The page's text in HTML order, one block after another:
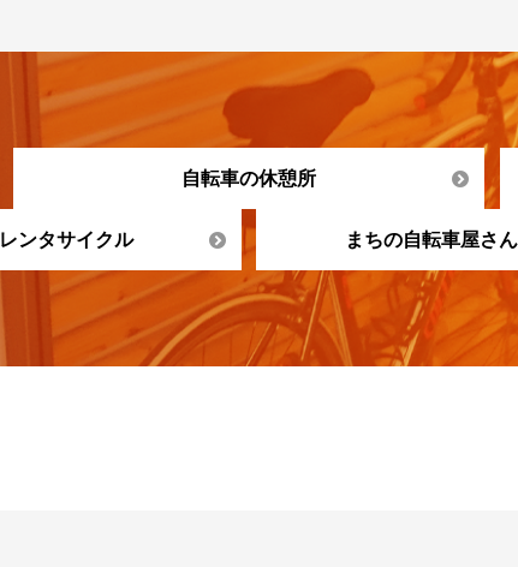
自転車の休憩所
レンタサイクル まちの自転車屋さん